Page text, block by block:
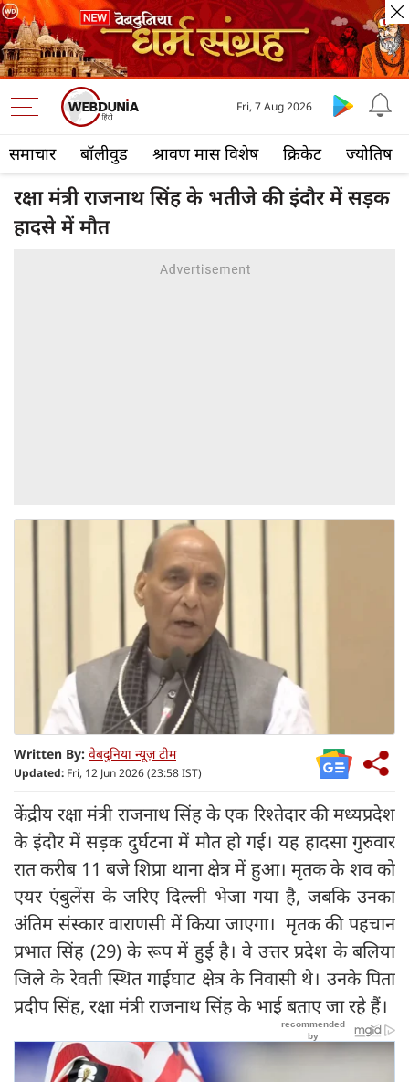
समाचार बॉलीवुड श्रावण मास विशेष क्रिकेट ज्योतिष
Fri, 7 Aug 2026
रक्षा मंत्री राजनाथ सिंह के भतीजे की इंदौर में सड़क
हादसे में मौत
Written By: वेबदुनिया न्यूज़ टीम
Updated: Fri, 12 Jun 2026 (23:58 IST)
केंद्रीय रक्षा मंत्री राजनाथ सिंह के एक रिश्तेदार की मध्यप्रदेश
के इंदौर में सड़क दुर्घटना में मौत हो गई। यह हादसा गुरुवार
रात करीब 11 बजे शिप्रा थाना क्षेत्र में हुआ। मृतक के शव को
एयर एंबुलेंस के जरिए दिल्ली भेजा गया है, जबकि उनका
अंतिम संस्कार वाराणसी में किया जाएगा। मृतक की पहचान
प्रभात सिंह (29) के रूप में हुई है। वे उत्तर प्रदेश के बलिया
जिले के रेवती स्थित गाईघाट क्षेत्र के निवासी थे। उनके पिता
प्रदीप सिंह, रक्षा मंत्री राजनाथ सिंह के भाई बताए जा रहे हैं।